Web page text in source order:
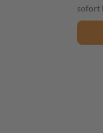
sofort